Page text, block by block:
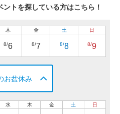
トを探している方はこちら！
木
8/6
金
8/7
土
8/8
日
8/9
お盆休み
水 木 金 土 日